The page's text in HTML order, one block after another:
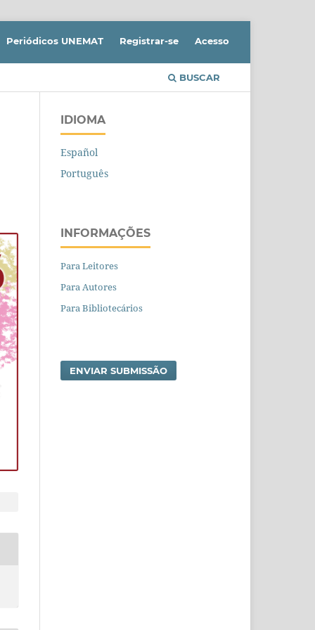
BUSCAR
Periódicos UNEMAT Registrar-se Acesso
IDIOMA
Español
Português
INFORMAÇÕES
Para Leitores
Para Autores
Para Bibliotecários
ENVIAR SUBMISSÃO